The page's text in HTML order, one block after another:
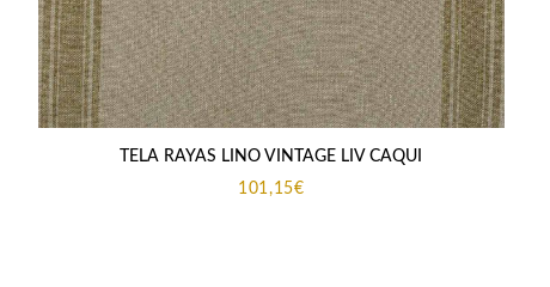
TELA RAYAS LINO VINTAGE LIV CAQUI
101,15€